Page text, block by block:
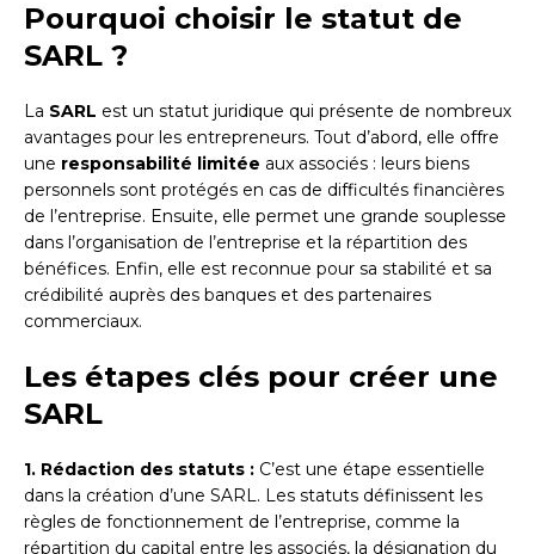
Pourquoi choisir le statut de
SARL ?
La SARL est un statut juridique qui présente de nombreux
avantages pour les entrepreneurs. Tout d’abord, elle offre
une responsabilité limitée aux associés : leurs biens
personnels sont protégés en cas de difficultés financières
de l’entreprise. Ensuite, elle permet une grande souplesse
dans l’organisation de l’entreprise et la répartition des
bénéfices. Enfin, elle est reconnue pour sa stabilité et sa
crédibilité auprès des banques et des partenaires
commerciaux.
Les étapes clés pour créer une
SARL
1. Rédaction des statuts : C’est une étape essentielle
dans la création d’une SARL. Les statuts définissent les
règles de fonctionnement de l’entreprise, comme la
répartition du capital entre les associés, la désignation du